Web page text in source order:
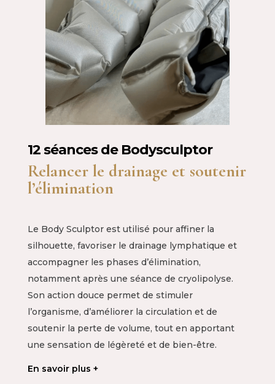
12 séances de Bodysculptor
Relancer le drainage et soutenir
l’élimination
Le Body Sculptor est utilisé pour affiner la
silhouette, favoriser le drainage lymphatique et
accompagner les phases d’élimination,
notamment après une séance de cryolipolyse.
Son action douce permet de stimuler
l’organisme, d’améliorer la circulation et de
soutenir la perte de volume, tout en apportant
une sensation de légèreté et de bien-être.
En savoir plus